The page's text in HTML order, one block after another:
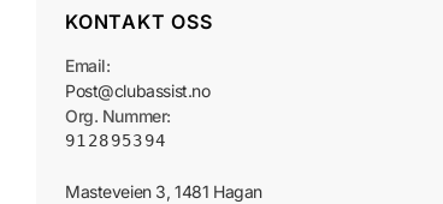
KONTAKT OSS
Email:
Post@clubassist.no
Org. Nummer:
912895394
Masteveien 3, 1481 Hagan